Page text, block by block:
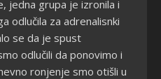
jedna grupa je izronila i
odlučila za adrenalisnki
se da je spust
odlučili da ponovimo i
ronjenje smo otišli u